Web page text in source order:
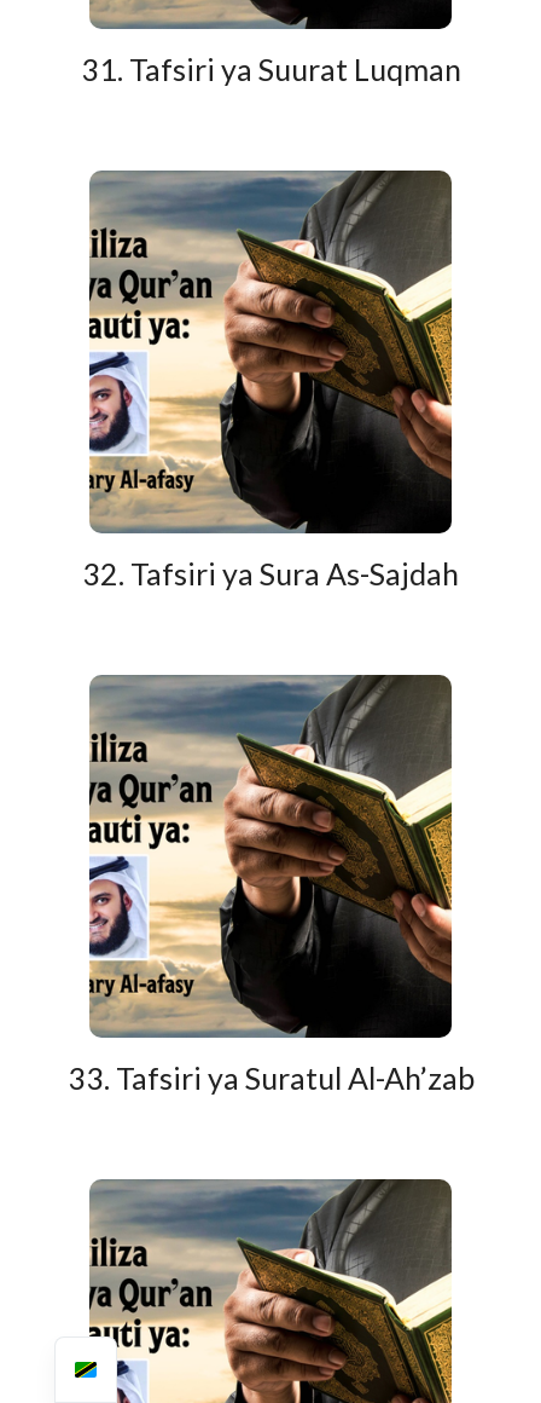
31. Tafsiri ya Suurat Luqman
32. Tafsiri ya Sura As-Sajdah
33. Tafsiri ya Suratul Al-Ah’zab